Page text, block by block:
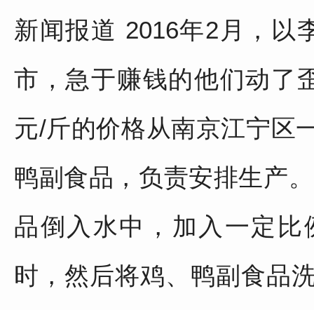
新闻报道 2016年2月，以
市，急于赚钱的他们动了
元/斤的价格从南京江宁区
鸭副食品，负责安排生产
品倒入水中，加入一定
时，然后将鸡、鸭副食品